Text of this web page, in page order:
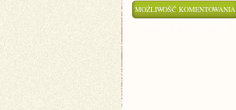
MOŻLIWOŚĆ KOMENTOWANIA